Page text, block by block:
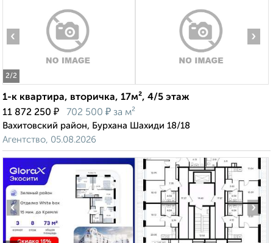
2/2
‹ ›
1-к квартира, вторичка, 17м², 4/5 этаж
11 872 250 ₽ 702 500 ₽ за м²
Вахитовский район, Бурхана Шахиди 18/18
Агентство, 05.08.2026
‹ ›